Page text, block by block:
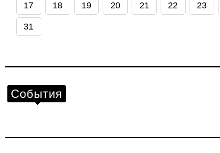
17 18 19 20 21 22 23
31
События